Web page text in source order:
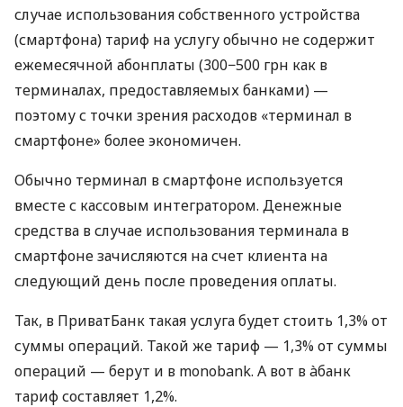
случае использования собственного устройства
(смартфона) тариф на услугу обычно не содержит
ежемесячной абонплаты (300−500 грн как в
терминалах, предоставляемых банками) —
поэтому с точки зрения расходов «терминал в
смартфоне» более экономичен.
Обычно терминал в смартфоне используется
вместе с кассовым интегратором. Денежные
средства в случае использования терминала в
смартфоне зачисляются на счет клиента на
следующий день после проведения оплаты.
Так, в ПриватБанк такая услуга будет стоить 1,3% от
суммы операций. Такой же тариф — 1,3% от суммы
операций — берут и в monobank. А вот в àбанк
тариф составляет 1,2%.